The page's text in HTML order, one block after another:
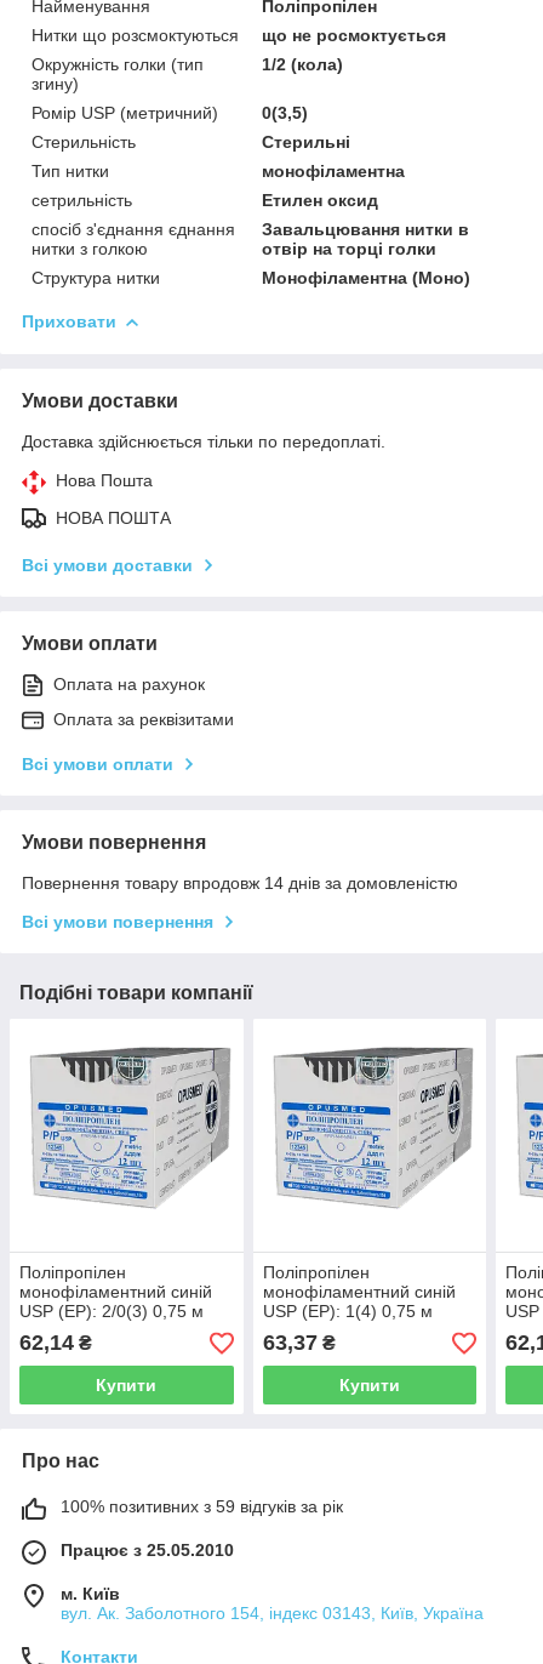
Найменування
Поліпропілен
Нитки що розсмоктуються
що не росмоктується
Окружність голки (тип
згину)
1/2 (кола)
Ромір USP (метричний)
0(3,5)
Стерильність
Стерильні
Тип нитки
монофіламентна
сетрильність
Етилен оксид
спосіб з'єднання єднання
нитки з голкою
Завальцювання нитки в
отвір на торці голки
Структура нитки
Монофіламентна (Моно)
Приховати
Умови доставки
Доставка здійснюється тільки по передоплаті.
Нова Пошта
НОВА ПОШТА
Всі умови доставки
Умови оплати
Оплата на рахунок
Оплата за реквізитами
Всі умови оплати
Умови повернення
Повернення товару впродовж 14 днів за домовленістю
Всі умови повернення
Подібні товари компанії
Поліпропілен
монофіламентний синій
USP (EP): 2/0(3) 0,75 м
Колюча голка 36 мм 1/2,
OPUSMED®
62,14 ₴
Купити
Поліпропілен
монофіламентний синій
USP (EP): 1(4) 0,75 м
Колюча голка 40мм 1/2,
OPUSMED®
63,37₴
Купити
Про нас
100% позитивних з 59 відгуків за рік
Працює з 25.05.2010
м. Київ
вул. Ак. Заболотного 154, індекс 03143, Київ, Україна
Контакти